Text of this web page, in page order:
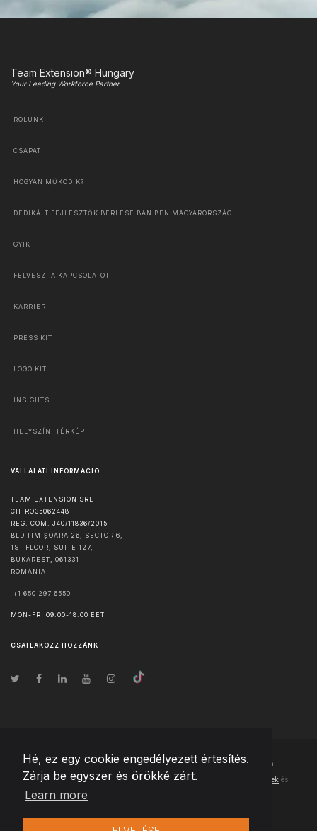
Hé, ez egy cookie engedélyezett értesítés.
Zárja be egyszer és örökké zárt.
Learn more
Team Extension® Hungary
Your Leading Workforce Partner
RÓLUNK
CSAPAT
HOGYAN MŰKÖDIK?
DEDIKÁLT FEJLESZTŐK BÉRLÉSE BAN BEN MAGYARORSZÁG
GYIK
FELVESZI A KAPCSOLATOT
KARRIER
PRESS KIT
LOGO KIT
INSIGHTS
HELYSZÍNI TÉRKÉP
VÁLLALATI INFORMÁCIÓ
TEAM EXTENSION SRL
CIF RO35062448
REG. COM. J40/11836/2015
BLD TIMIȘOARA 26, SECTOR 6,
1ST FLOOR, SUITE 127,
BUKAREST
061331
ROMÁNIA
+1 650 297 6550
MON-FRI 09:00-18:00 EET
CSATLAKOZZ HOZZÁNK
© Szerzői jog2026 Team Extension Hungary- Minden jog fenntartva
Changelog ● Ezen webhely használatával elfogadja Használati feltételek és